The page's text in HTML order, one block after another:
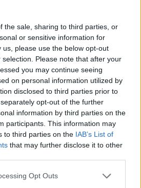
the sale, sharing to third parties, or
or sensitive information for
please use the below opt-out
Please note that after your
you may continue seeing
on personal information utilized by
disclosed to third parties prior to
opt-out of the further
information by third parties on the
participants. This information may
to third parties on the IAB’s List of
that may further disclose it to other
Opt Outs
πολύ δύσκολη ιστορία, και
Ρωσία βρίσκεται σε πόλεμο με
αυτό μας ανησυχεί πολύ».
μας και επίσης
πολλές διαφορετικές
από τη Ρωσία για όσο
κι αυτό επικυρωθεί. Βέβαια